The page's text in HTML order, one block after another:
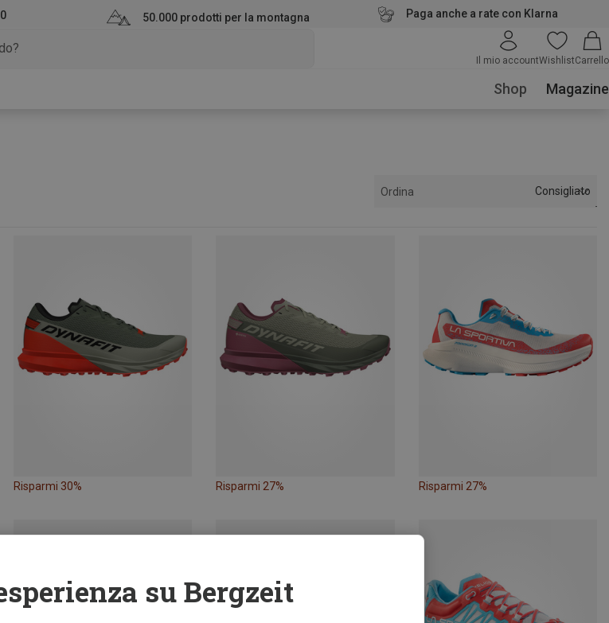
50.000 prodotti per la montagna Paga anche a rate con Klarna
Il mio accountWishlistCarrello
Shop Magazine
Ordina Consigliato
Risparmi 30% Risparmi 27% Risparmi 27%
su Bergzeit